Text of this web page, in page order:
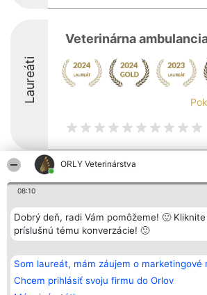
ORLY Veterinárstva
08:10
Dobrý deň, radi Vám pomôžeme! 🙂
príslušnú tému konverzácie! 🙂
Som laureát, mám záujem o marketingové
Chcem prihlásiť svoju firmu do Orlov
Laureáti
Veterinárna
Organizátor hodnotenia
Bright Side Solutions sp. z o.
ul. Ruska 22
Wrocław 50-079
KRS 0000749100 | Regon
381313360 | NIP 8943132676
Laureáti
wszystkich
Laureatów
Podmienky
Obchodné
Zásady
osobných